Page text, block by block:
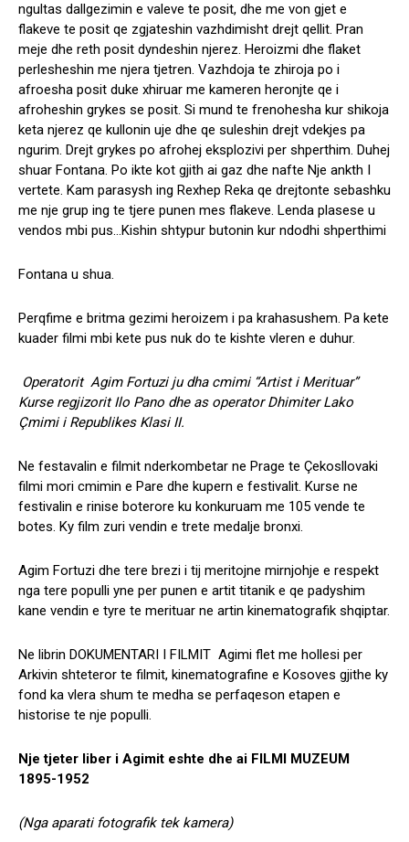
ngultas dallgezimin e valeve te posit, dhe me von gjet e
flakeve te posit qe zgjateshin vazhdimisht drejt qellit. Pran
meje dhe reth posit dyndeshin njerez. Heroizmi dhe flaket
perlesheshin me njera tjetren. Vazhdoja te zhiroja po i
afroesha posit duke xhiruar me kameren heronjte qe i
afroheshin grykes se posit. Si mund te frenohesha kur shikoja
keta njerez qe kullonin uje dhe qe suleshin drejt vdekjes pa
ngurim. Drejt grykes po afrohej eksplozivi per shperthim. Duhej
shuar Fontana. Po ikte kot gjith ai gaz dhe nafte Nje ankth I
vertete. Kam parasysh ing Rexhep Reka qe drejtonte sebashku
me nje grup ing te tjere punen mes flakeve. Lenda plasese u
vendos mbi pus…Kishin shtypur butonin kur ndodhi shperthimi
Fontana u shua.
Perqfime e britma gezimi heroizem i pa krahasushem. Pa kete
kuader filmi mbi kete pus nuk do te kishte vleren e duhur.
Operatorit Agim Fortuzi ju dha cmimi “Artist i Merituar”
Kurse regjizorit Ilo Pano dhe as operator Dhimiter Lako
Çmimi i Republikes Klasi II.
Ne festavalin e filmit nderkombetar ne Prage te Çekosllovaki
filmi mori cmimin e Pare dhe kupern e festivalit. Kurse ne
festivalin e rinise boterore ku konkuruam me 105 vende te
botes. Ky film zuri vendin e trete medalje bronxi.
Agim Fortuzi dhe tere brezi i tij meritojne mirnjohje e respekt
nga tere populli yne per punen e artit titanik e qe padyshim
kane vendin e tyre te merituar ne artin kinematografik shqiptar.
Ne librin DOKUMENTARI I FILMIT Agimi flet me hollesi per
Arkivin shteteror te filmit, kinematografine e Kosoves gjithe ky
fond ka vlera shum te medha se perfaqeson etapen e
historise te nje populli.
Nje tjeter liber i Agimit eshte dhe ai FILMI MUZEUM
1895-1952
(Nga aparati fotografik tek kamera)